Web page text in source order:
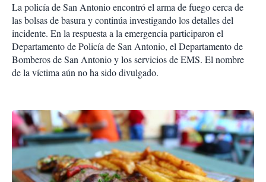
La policía de San Antonio encontró el arma de fuego cerca de
las bolsas de basura y continúa investigando los detalles del
incidente. En la respuesta a la emergencia participaron el
Departamento de Policía de San Antonio, el Departamento de
Bomberos de San Antonio y los servicios de EMS. El nombre
de la víctima aún no ha sido divulgado.